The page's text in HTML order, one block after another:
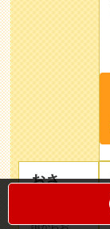
おさ
頃からお